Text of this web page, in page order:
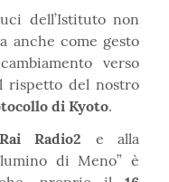
dell’Istituto non
anche come gesto
verso
rispetto del nostro
di Kyoto.
Rai Radio2 e alla
di Meno” è